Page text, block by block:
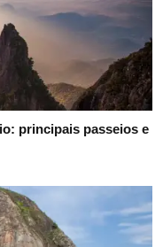
principais passeios e